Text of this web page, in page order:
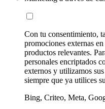
Con tu consentimiento,
promociones externas
productos relevantes.
personales encriptados
externos y utilizamos
siempre que ya utilices
Bing, Criteo, Meta,